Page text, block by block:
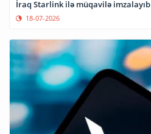
İraq Starlink ilə müqavilə imzalayıb
18-07-2026